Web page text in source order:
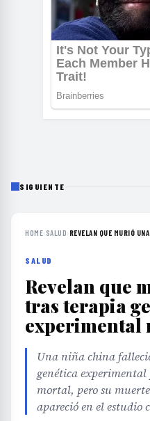
SIGUIENTE
HOME› SALUD› REVELAN QUE MURIÓ
SALUD
Revelan que
tras terapia
experimental
Una niña china
genética
mortal, pero su
apareció en el estudio